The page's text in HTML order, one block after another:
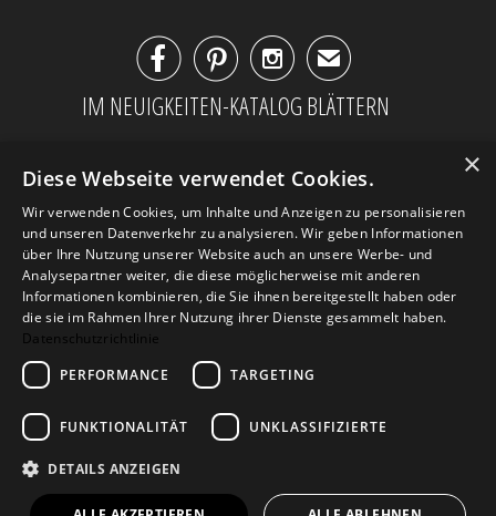
✉
IM NEUIGKEITEN-KATALOG BLÄTTERN
AGB Datenschutz
Impressum
Kontakt
© 2026Design Geschenke
Shop
×
Diese Webseite verwendet Cookies.
Wir verwenden Cookies, um Inhalte und Anzeigen zu personalisieren
und unseren Datenverkehr zu analysieren. Wir geben Informationen
über Ihre Nutzung unserer Website auch an unsere Werbe- und
Analysepartner weiter, die diese möglicherweise mit anderen
Informationen kombinieren, die Sie ihnen bereitgestellt haben oder
die sie im Rahmen Ihrer Nutzung ihrer Dienste gesammelt haben.
Datenschutzrichtlinie
PERFORMANCE
TARGETING
FUNKTIONALITÄT UNKLASSIFIZIERTE
DETAILS ANZEIGEN